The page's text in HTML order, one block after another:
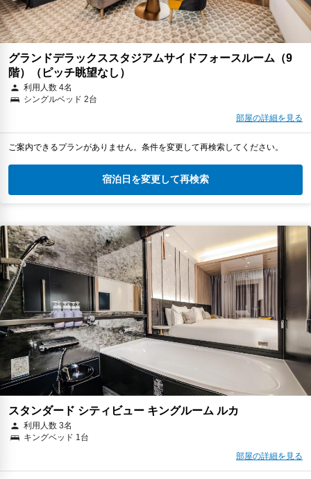
グランドデラックススタジアムサイドフォースルーム（9
階）（ピッチ眺望なし）
利用人数 4名
シングルベッド 2台
部屋の詳細を見る
ご案内できるプランがありません。条件を変更して再検索してください。
宿泊日を変更して再検索
スタンダード シティビュー キングルーム ルカ
利用人数 3名
キングベッド 1台
部屋の詳細を見る